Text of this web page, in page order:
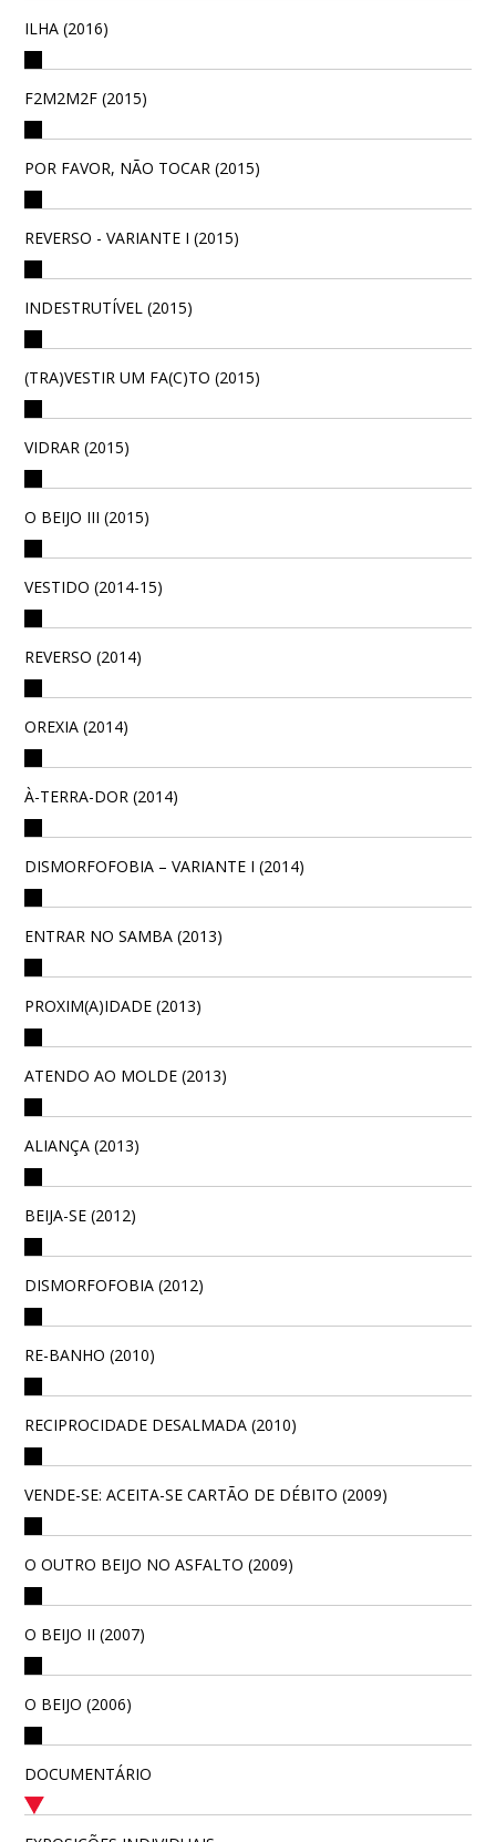
ILHA (2016)
F2M2M2F (2015)
POR FAVOR, NÃO TOCAR (2015)
REVERSO - VARIANTE I (2015)
INDESTRUTÍVEL (2015)
(TRA)VESTIR UM FA(C)TO (2015)
VIDRAR (2015)
O BEIJO III (2015)
VESTIDO (2014-15)
REVERSO (2014)
OREXIA (2014)
À-TERRA-DOR (2014)
DISMORFOFOBIA – VARIANTE I (2014)
ENTRAR NO SAMBA (2013)
PROXIM(A)IDADE (2013)
ATENDO AO MOLDE (2013)
ALIANÇA (2013)
BEIJA-SE (2012)
DISMORFOFOBIA (2012)
RE-BANHO (2010)
RECIPROCIDADE DESALMADA (2010)
VENDE-SE: ACEITA-SE CARTÃO DE DÉBITO (2009)
O OUTRO BEIJO NO ASFALTO (2009)
O BEIJO II (2007)
O BEIJO (2006)
DOCUMENTÁRIO